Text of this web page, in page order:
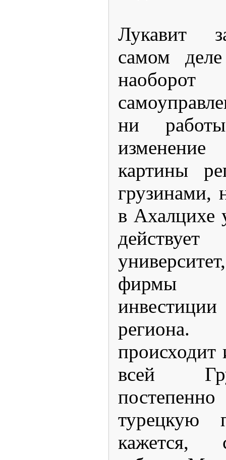
Лукавит
самом
ни
изменение
картины
грузинами,
в Ахалцихе
фирмы
всей
турецкую
кажется,